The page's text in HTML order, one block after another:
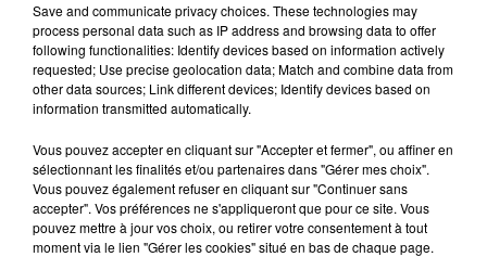
Save and communicate privacy choices. These technologies may
process personal data such as IP address and browsing data to offer
following functionalities: Identify devices based on information actively
requested; Use precise geolocation data; Match and combine data from
other data sources; Link different devices; Identify devices based on
information transmitted automatically.
Vous pouvez accepter en cliquant sur "Accepter et fermer", ou affiner en
sélectionnant les finalités et/ou partenaires dans "Gérer mes choix".
Vous pouvez également refuser en cliquant sur "Continuer sans
accepter". Vos préférences ne s'appliqueront que pour ce site. Vous
pouvez mettre à jour vos choix, ou retirer votre consentement à tout
moment via le lien "Gérer les cookies" situé en bas de chaque page.